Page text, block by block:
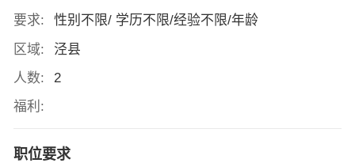
要求:
性别不限/ 学历不限/经验不限/年龄
区域:
泾县
人数:
2
福利:
职位要求